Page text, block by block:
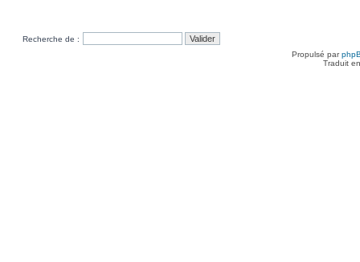
Recherche de :
Propulsé par
Traduit